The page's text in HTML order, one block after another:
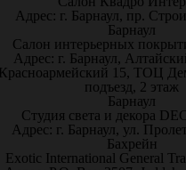
Адрес: г. Барнаул, пр.
Барнаул
Салон интерьерных
Адрес: г. Барнаул,
15, ТОЦ
подъезд, 2 этаж
Барнаул
Студия света и декора
Адрес: г. Барнаул, ул.
Бахрейн
Exotic International General